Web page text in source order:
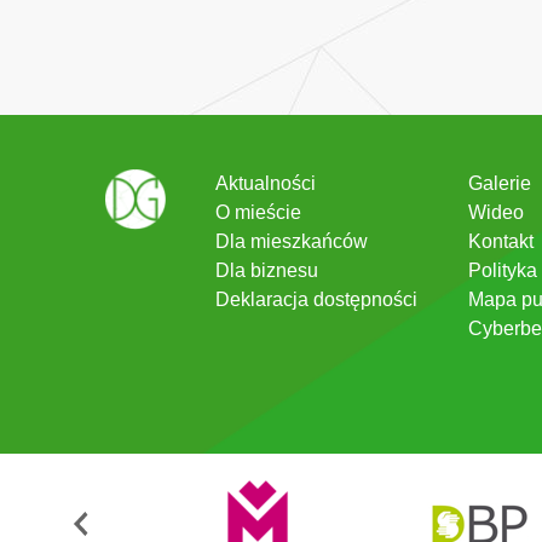
Aktualności
O mieście
Dla mieszkańców
Dla biznesu
Deklaracja dostępności
Galerie
Wideo
Kontakt
Mapa